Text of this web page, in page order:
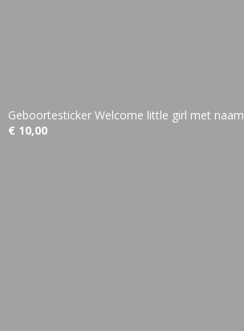
Geboortesticker Welcome little girl met naam
€ 10,00